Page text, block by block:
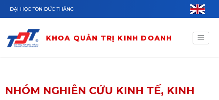
Nhảy đến nội dung
ĐẠI HỌC TÔN ĐỨC THẮNG
KHOA QUẢN TRỊ KINH DOANH
NHÓM NGHIÊN CỨU KINH TẾ, KINH